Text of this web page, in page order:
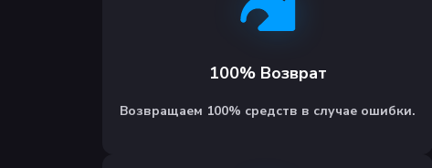
100% Возврат
Возвращаем 100% средств в случае ошибки.